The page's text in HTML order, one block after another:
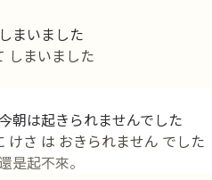
まいました
しまいました
朝は起きられませんでした
けさ は おきられません でした
是起不來。